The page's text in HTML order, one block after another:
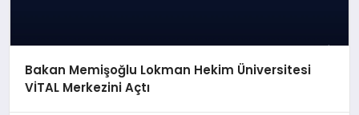
Bakan Memişoğlu Lokman Hekim Üniversitesi
VİTAL Merkezini Açtı